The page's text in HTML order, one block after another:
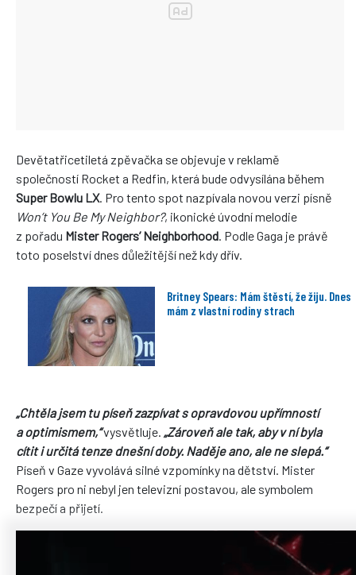
Devětatřicetiletá zpěvačka se objevuje v reklamě
společností Rocket a Redfin, která bude odvysílána během
Super Bowlu LX. Pro tento spot nazpívala novou verzi písně
Won’t You Be My Neighbor?, ikonické úvodní melodie
z pořadu Mister Rogers’ Neighborhood . Podle Gaga je právě
toto poselství dnes důležitější než kdy dřív.
Britney Spears: Mám štěstí, že žiju. Dnes
mám z vlastní rodiny strach
„Chtěla jsem tu píseň zazpívat s opravdovou upřímností
a optimismem,“vysvětluje. „Zároveň ale tak, aby v ní byla
cítit i určitá tenze dnešní doby. Naděje ano, ale ne slepá.“
Píseň v Gaze vyvolává silné vzpomínky na dětství. Mister
Rogers pro ni nebyl jen televizní postavou, ale symbolem
bezpečí a přijetí.